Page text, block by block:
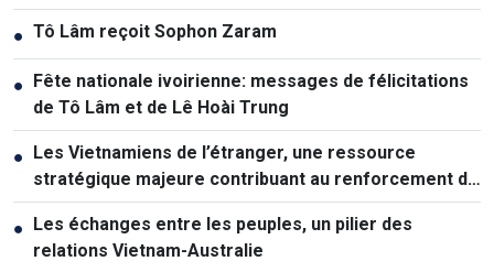
● Tô Lâm reçoit Sophon Zaram
● Fête nationale ivoirienne: messages de félicitations
de Tô Lâm et de Lê Hoài Trung
● Les Vietnamiens de l’étranger, une ressource
stratégique majeure contribuant au renforcement de
la puissance nationale
● Les échanges entre les peuples, un pilier des
relations Vietnam-Australie